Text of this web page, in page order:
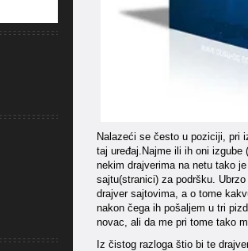
Nalazeći se često u poziciji, pri
taj uređaj.Najme ili ih oni
nekim drajverima na netu tako
sajtu(stranici) za podršku.
drajver sajtovima, a o tome
nakon čega ih pošaljem u tri
novac, ali da me pri tome tako
Iz čistog razloga štio bi te